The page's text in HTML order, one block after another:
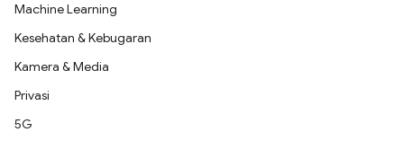
Machine Learning
Kesehatan & Kebugaran
Kamera & Media
Privasi
5G